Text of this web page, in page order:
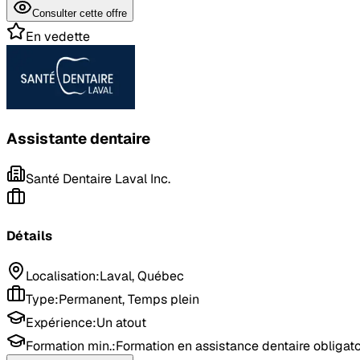
Consulter cette offre
En vedette
Assistante dentaire
Santé Dentaire Laval Inc.
Détails
Localisation:Laval, Québec
Type:Permanent, Temps plein
Expérience:Un atout
Formation min.:Formation en assistance dentaire